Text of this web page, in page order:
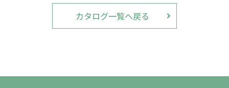
カタログ一覧へ戻る